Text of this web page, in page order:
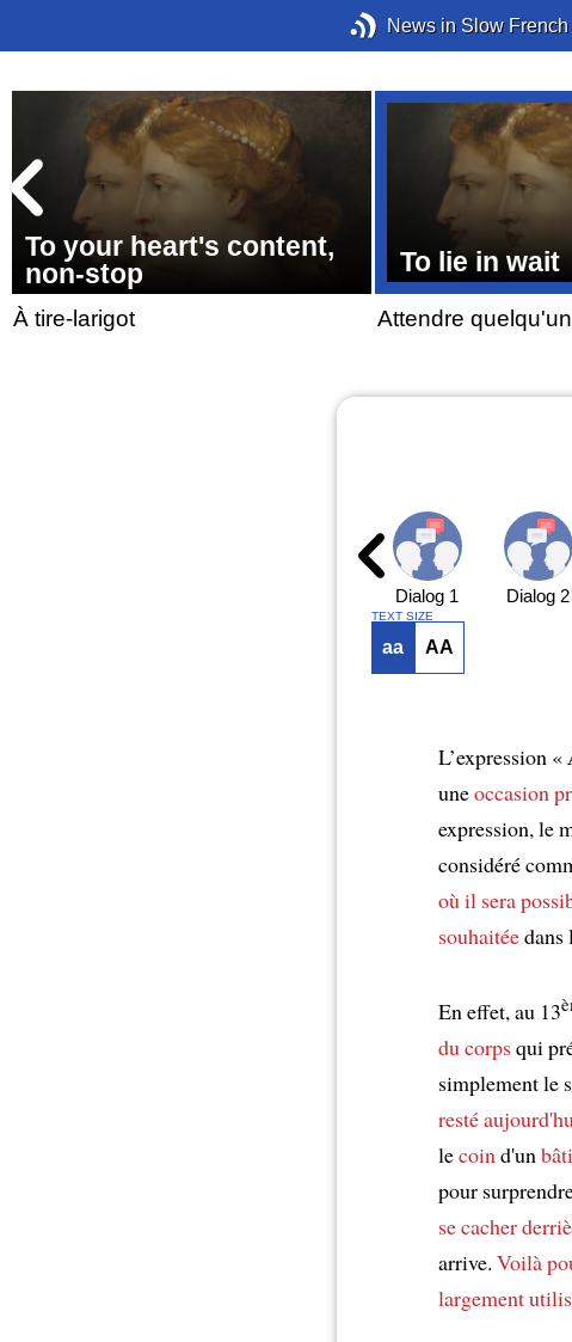
News in Slow French
To your heart's content,
non-stop
À tire-larigot
To lie in wait
Attendre
Dialog 1 Dialog 2
TEXT SIZE
aa AA
L’expression «
uneoccasion
expression, le
considéré
où il sera
souhaitéedans
En effet, au 13
du corpsqui
simplement le
resté
lecoin d'un
pour
se cacher
arrive. Voilà
largement